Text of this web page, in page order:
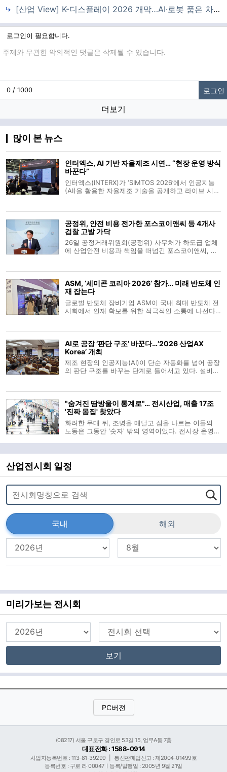
[산업 View] K-디스플레이 2026 개막…AI·로봇 품은 차세대 패널 경쟁 본격화
로그인이 필요합니다.
글입력
0 / 1000 로그인
더보기
많이 본 뉴스
인터엑스, AI 기반 자율제조 시연… “현장 운영 방식
바꾼다”
인터엑스(INTERX)가 ‘SIMTOS 2026’에서 인공지능
(AI)을 활용한 자율제조 기술을 공개하고 라이브 시연
Machine)’을 선보
공정위, 안전 비용 전가한 포스코이앤씨 등 4개사
검찰 고발 가닥
26일 공정거래위원회(공정위) 사무처가 하도급 업체
에 산업안전 비용과 책임을 떠넘긴 포스코이앤씨, 케
비용을 전가하는 행위는 하도급 업
ASM, ‘세미콘 코리아 2026’ 참가… 미래 반도체 인
재 잡는다
글로벌 반도체 장비기업 ASM이 국내 최대 반도체 전
시회에서 인재 확보를 위한 적극적인 소통에 나선다.
10일 밝혔다. 부스 2층 통
AI로 공장 ‘판단 구조’ 바꾼다…‘2026 산업AX
Korea’ 개최
제조 현장의 인공지능(AI)이 단순 자동화를 넘어 공장
의 판단 구조를 바꾸는 단계로 들어서고 있다. 설비가
이 같은 산업 현장의 변화를
"숨겨진 땀방울이 통계로"… 전시산업, 매출 17조
'진짜 몸집' 찾았다
화려한 무대 뒤, 조명을 매달고 짐을 나르는 이들의
노동은 그동안 '숫자' 밖의 영역이었다. 전시장 운영자
보이지 않던 가치를 공식 통계로 소환하며 전시산업
의 '진짜 몸집'을 드러냈
산업전시회 일정
국내 해외
미리가보는 전시회
보기
PC버젼
(08217) 서울 구로구 경인로 53길 15, 업무A동 7층
대표전화 : 1588-0914
사업자등록번호 : 113-81-39299
통신판매업신고 : 제2004-01499호
등록번호 : 구로 라 00047ㅣ등록/발행일 : 2005년 9월 21일